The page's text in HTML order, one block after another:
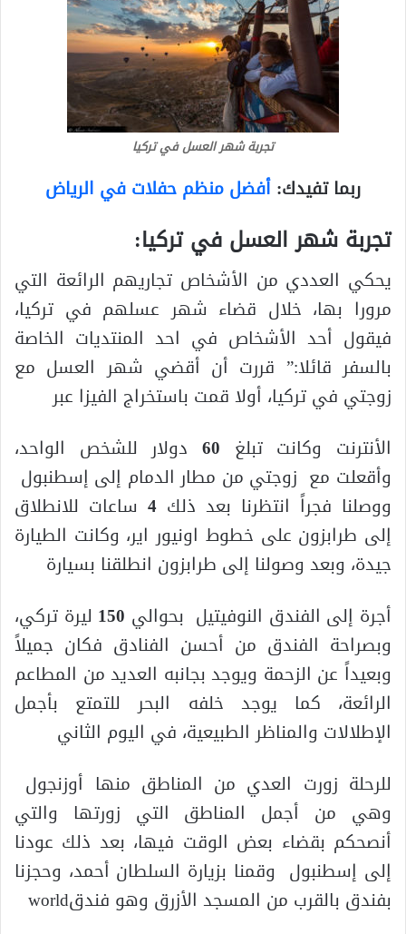
تجربة شهر العسل في تركيا
ربما تفيدك:أفضل منظم حفلات في الرياض
تجربة شهر العسل في تركيا:
يحكي العددي من الأشخاص تجاريهم الرائعة التي
مرورا بها، خلال قضاء شهر عسلهم في تركيا،
فيقول أحد الأشخاص في احد المنتديات الخاصة
بالسفر قائلا:” قررت أن أقضي شهر العسل مع
زوجتي في تركيا، أولا قمت باستخراج الفيزا عبر
الأنترنت وكانت تبلغ
دولار للشخص الواحد،
وأقعلت مع زوجتي من مطار الدمام إلى إسطنبول
ووصلنا فجراً انتظرنا بعد ذلك 4 ساعات للانطلاق
إلى طرابزون على خطوط اونيور اير، وكانت الطيارة
جيدة، وبعد وصولنا إلى طرابزون انطلقنا بسيارة
أجرة إلى الفندق النوفيتيل بحوالي 150 ليرة تركي،
وبصراحة الفندق من أحسن الفنادق فكان جميلاً
وبعيداً عن الزحمة ويوجد بجانبه العديد من المطاعم
الرائعة، كما يوجد خلفه البحر للتمتع بأجمل
الإطلالات والمناظر الطبيعية، في اليوم الثاني
للرحلة زورت العدي من المناطق منها أوزنجول
وهي من أجمل المناطق التي زورتها والتي
أنصحكم بقضاء بعض الوقت فيها، بعد ذلك عودنا
إلى إسطنبول وقمنا بزيارة السلطان أحمد، وحجزنا
بفندق بالقرب من المسجد الأزرق وهو فندقworld